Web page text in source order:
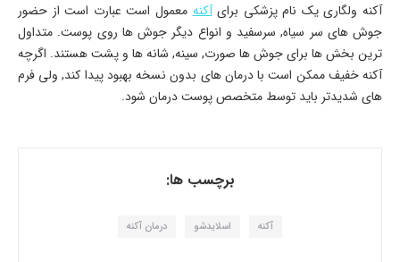
آکنه ولگاری یک نام پزشکی برایآکنهمعمول است عبارت است از حضور
جوش های سر سیاه, سرسفید و انواع دیگر جوش ها روی پوست. متداول
ترین بخش ها برای جوش ها صورت, سینه, شانه ها و پشت هستند. اگرچه
آکنه خفیف ممکن است با درمان های بدون نسخه بهبود پیدا کند, ولی فرم
های شدیدتر باید توسط متخصص پوست درمان شود.
برچسب ها:
آکنه اسلایدشو درمان آکنه